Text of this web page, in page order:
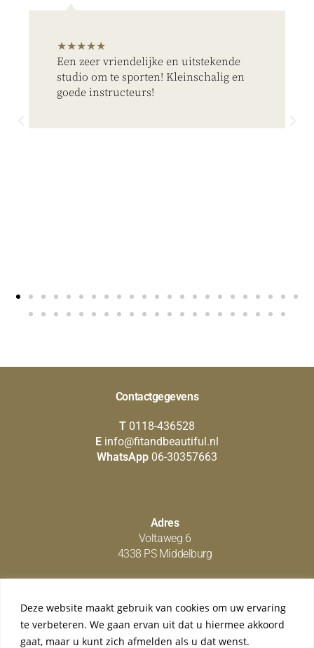
Deze website maakt gebruik van cookies om uw ervaring
te verbeteren. We gaan ervan uit dat u hiermee akkoord
gaat, maar u kunt zich afmelden als u dat wenst.
★★★★★
Een zeer vriendelijke en uitstekende
studio om te sporten! Kleinschalig en
goede instructeurs!
Contactgegevens
T 0118-436528
E info@fitandbeautiful.nl
WhatsApp 06-30357663
Adres
Voltaweg 6
4338 PS Middelburg
Social media